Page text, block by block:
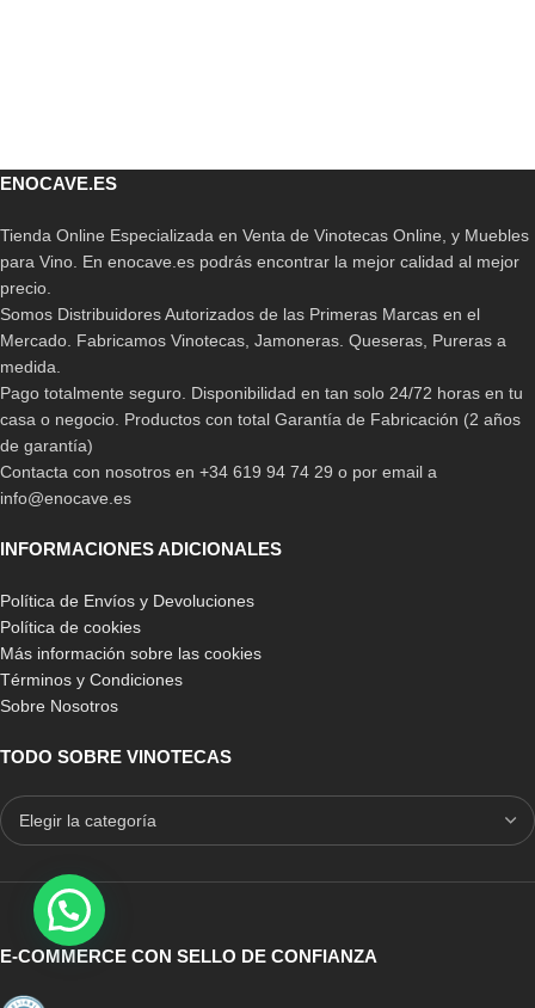
ENOCAVE.ES
Tienda Online Especializada en Venta de Vinotecas Online, y Muebles
para Vino. En enocave.es podrás encontrar la mejor calidad al mejor
precio.
Somos Distribuidores Autorizados de las Primeras Marcas en el
Mercado. Fabricamos Vinotecas, Jamoneras. Queseras, Pureras a
medida.
Pago totalmente seguro. Disponibilidad en tan solo 24/72 horas en tu
casa o negocio. Productos con total Garantía de Fabricación (2 años
de garantía)
Contacta con nosotros en +34 619 94 74 29 o por email a
info@enocave.es
INFORMACIONES ADICIONALES
Política de Envíos y Devoluciones
Política de cookies
Más información sobre las cookies
Términos y Condiciones
Sobre Nosotros
TODO SOBRE VINOTECAS
E-COMMERCE CON SELLO DE CONFIANZA